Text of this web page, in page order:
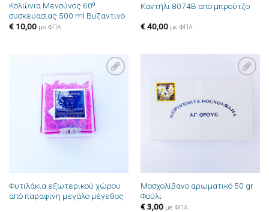
Κολώνια Μενούνος 60⁰
συσκευασίας 500 ml Βυζαντινό
€10,00 με ΦΠΑ
Καντήλι 8074B από μπρούτζο
€40,00 με ΦΠΑ
Πρόσθήκη
στην λίστα
επιθυμιών
Φυτιλάκια εξωτερικού χώρου
από παραφίνη μεγάλο μέγεθος
επιθυμιών
Μοσχολίβανο αρωματικό 50 gr
Φούλι
€3,00 με ΦΠΑ